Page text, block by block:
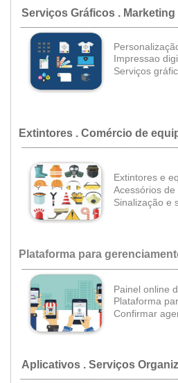
Serviços Gráficos . Marketing
Impressao
Serviços
Extintores . Comércio de
Extintores e
Acessórios
Sinalização e
Plataforma para
Painel online
Plataforma
Confirmar
Aplicativos . Serviços